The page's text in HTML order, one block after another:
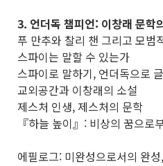
3. 언더독 챔피언: 이창래 문학
푸 만추와 찰리 챈 그리고 모범
스파이는 말할 수 있는가
스파이로 말하기, 언더독으로
교외공간과 이창래의 소설
제스처 인생, 제스처의 문학
『하늘 높이』: 비상의 꿈으로
에필로그: 미완성으로서의 완